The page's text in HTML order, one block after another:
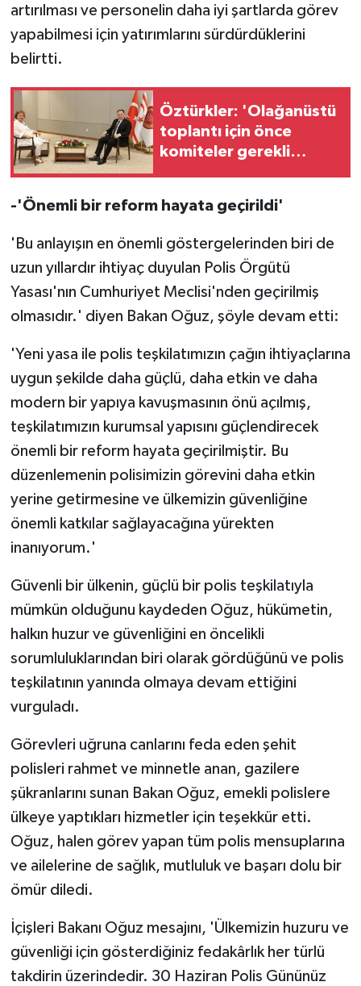
artırılması ve personelin daha iyi şartlarda görev
yapabilmesi için yatırımlarını sürdürdüklerini
belirtti.
Öztürkler: 'Olağanüstü
toplantı için önce
komiteler gerekli
-'Önemli bir reform hayata geçirildi'
'Bu anlayışın en önemli göstergelerinden biri de
uzun yıllardır ihtiyaç duyulan Polis Örgütü
Yasası'nın Cumhuriyet Meclisi'nden geçirilmiş
olmasıdır.' diyen Bakan Oğuz, şöyle devam etti:
'Yeni yasa ile polis teşkilatımızın çağın ihtiyaçlarına
uygun şekilde daha güçlü, daha etkin ve daha
modern bir yapıya kavuşmasının önü açılmış,
teşkilatımızın kurumsal yapısını güçlendirecek
önemli bir reform hayata geçirilmiştir. Bu
düzenlemenin polisimizin görevini daha etkin
yerine getirmesine ve ülkemizin güvenliğine
önemli katkılar sağlayacağına yürekten
inanıyorum.'
Güvenli bir ülkenin, güçlü bir polis teşkilatıyla
mümkün olduğunu kaydeden Oğuz, hükümetin,
halkın huzur ve güvenliğini en öncelikli
sorumluluklarından biri olarak gördüğünü ve polis
teşkilatının yanında olmaya devam ettiğini
vurguladı.
Görevleri uğruna canlarını feda eden şehit
polisleri rahmet ve minnetle anan, gazilere
şükranlarını sunan Bakan Oğuz, emekli polislere
ülkeye yaptıkları hizmetler için teşekkür etti.
Oğuz, halen görev yapan tüm polis mensuplarına
ve ailelerine de sağlık, mutluluk ve başarı dolu bir
ömür diledi.
İçişleri Bakanı Oğuz mesajını, 'Ülkemizin huzuru ve
güvenliği için gösterdiğiniz fedakârlık her türlü
takdirin üzerindedir. 30 Haziran Polis Gününüz